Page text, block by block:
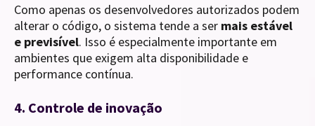
Como apenas os desenvolvedores autorizados podem
alterar o código, o sistema tende a ser mais estável
e previsível. Isso é especialmente importante em
ambientes que exigem alta disponibilidade e
performance contínua.
4. Controle de inovação